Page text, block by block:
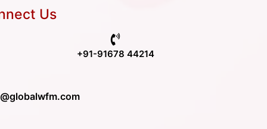
Us
+91-91678 44214